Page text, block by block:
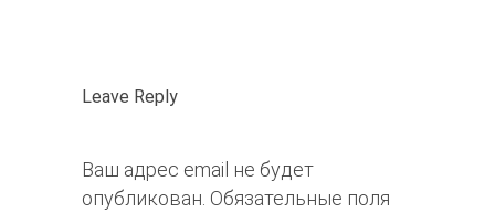
Leave Reply
Ваш адрес email не будет
опубликован. Обязательные поля